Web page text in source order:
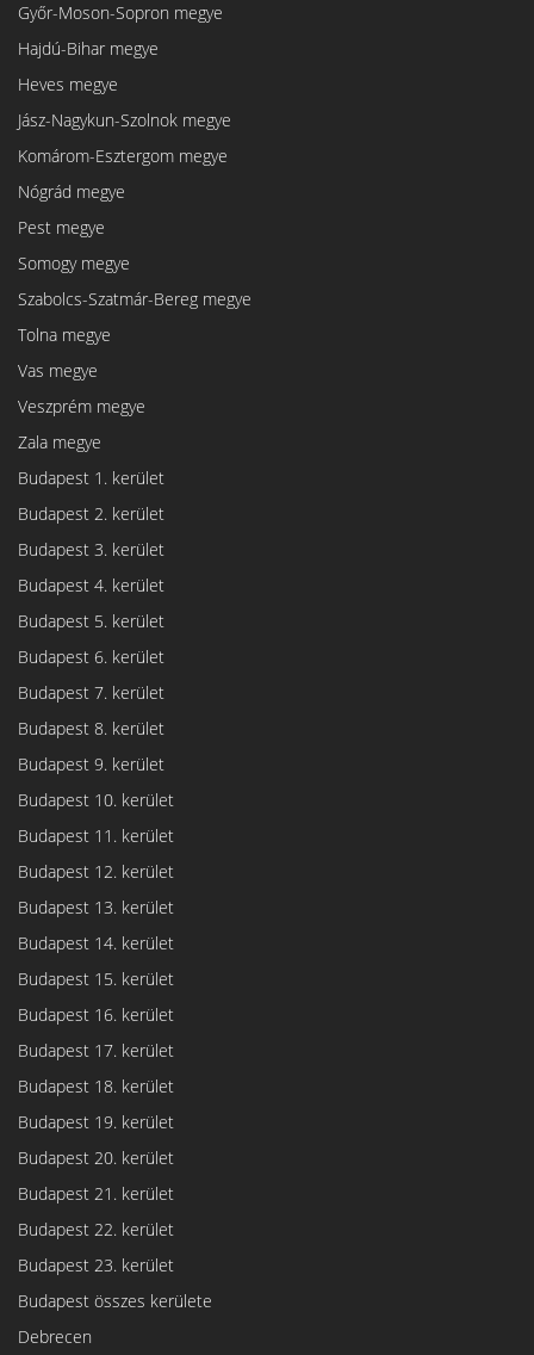
Győr-Moson-Sopron megye
Hajdú-Bihar megye
Heves megye
Jász-Nagykun-Szolnok megye
Komárom-Esztergom megye
Nógrád megye
Pest megye
Somogy megye
Szabolcs-Szatmár-Bereg megye
Tolna megye
Vas megye
Veszprém megye
Zala megye
Budapest 1. kerület
Budapest 2. kerület
Budapest 3. kerület
Budapest 4. kerület
Budapest 5. kerület
Budapest 6. kerület
Budapest 7. kerület
Budapest 8. kerület
Budapest 9. kerület
Budapest 10. kerület
Budapest 11. kerület
Budapest 12. kerület
Budapest 13. kerület
Budapest 14. kerület
Budapest 15. kerület
Budapest 16. kerület
Budapest 17. kerület
Budapest 18. kerület
Budapest 19. kerület
Budapest 20. kerület
Budapest 21. kerület
Budapest 22. kerület
Budapest 23. kerület
Budapest összes kerülete
Debrecen